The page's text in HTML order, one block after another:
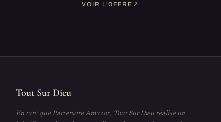
VOIR L'OFFRE
Tout Sur Dieu
En tant que Partenaire Amazon, Tout Sur Dieu réalise un